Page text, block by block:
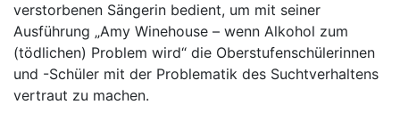
verstorbenen Sängerin bedient, um mit seiner
Ausführung „Amy Winehouse – wenn Alkohol zum
(tödlichen) Problem wird“ die Oberstufenschülerinnen
und -Schüler mit der Problematik des Suchtverhaltens
vertraut zu machen.